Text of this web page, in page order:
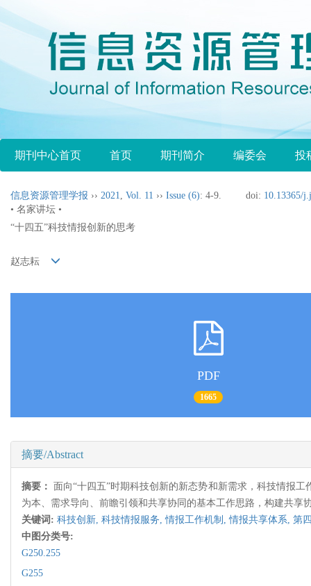
期刊中心首页 首页 期刊简介 编委会 投
信息资源管理学报 ›› 2021, Vol. 11 ›› Issue (6): 4-9. doi: 10.13365/
• 名家讲坛 •
“十四五”科技情报创新的思考
赵志耘
PDF
1665
摘要/Abstract
摘要： 面向“十四五”时期科技创新的新态势和新需求，科技情报
为本、需求导向、前瞻引领和共享协同的基本工作思路，构建共
关键词: 科技创新, 科技情报服务,情报工作机制,情报共享体系, 第
中图分类号:
G250.255
G255